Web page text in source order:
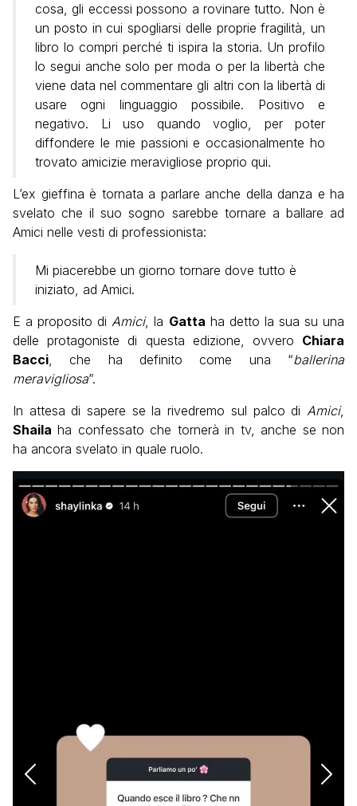
cosa, gli eccessi possono a rovinare tutto. Non è
un posto in cui spogliarsi delle proprie fragilità, un
libro lo compri perché ti ispira la storia. Un profilo
lo segui anche solo per moda o per la libertà che
viene data nel commentare gli altri con la libertà di
usare ogni linguaggio possibile. Positivo e
negativo. Li uso quando voglio, per poter
diffondere le mie passioni e occasionalmente ho
trovato amicizie meravigliose proprio qui.
L’ex gieffina è tornata a parlare anche della danza e ha
svelato che il suo sogno sarebbe tornare a ballare ad
Amici nelle vesti di professionista:
Mi piacerebbe un giorno tornare dove tutto è
iniziato, ad Amici.
E a proposito diAmici, la Gatta ha detto la sua su una
delle protagoniste di questa edizione, ovvero Chiara
Bacci, che ha definito come una “ballerina
meravigliosa”.
In attesa di sapere se la rivedremo sul palco di Amici,
Shaila ha confessato che tornerà in tv, anche se non
ha ancora svelato in quale ruolo.